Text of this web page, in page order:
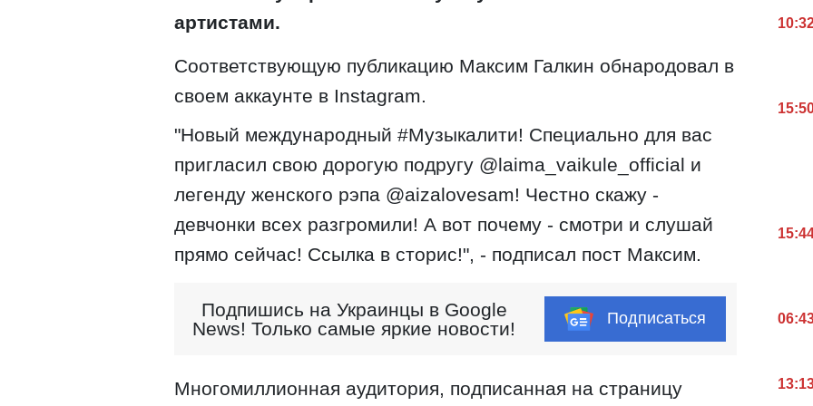
артистами.
Соответствующую публикацию Максим Галкин обнародовал в
своем аккаунте в Instagram.
"Новый международный #Музыкалити! Специально для вас
пригласил свою дорогую подругу @laima_vaikule_official и
легенду женского рэпа @aizalovesam! Честно скажу -
девчонки всех разгромили! А вот почему - смотри и слушай
прямо сейчас! Ссылка в сторис!", - подписал пост Максим.
Подпишись на Украинцы в Google
News! Только самые яркие новости!
Подписаться
Многомиллионная аудитория, подписанная на страницу